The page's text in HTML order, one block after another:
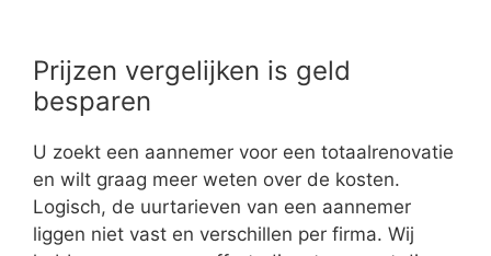
Prijzen vergelijken is geld
besparen
U zoekt een aannemer voor een totaalrenovatie
en wilt graag meer weten over de kosten.
Logisch, de uurtarieven van een aannemer
liggen niet vast en verschillen per firma. Wij